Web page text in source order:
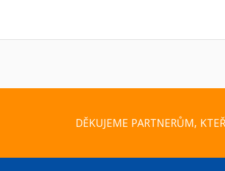
DĚKUJEME PARTNERŮM,